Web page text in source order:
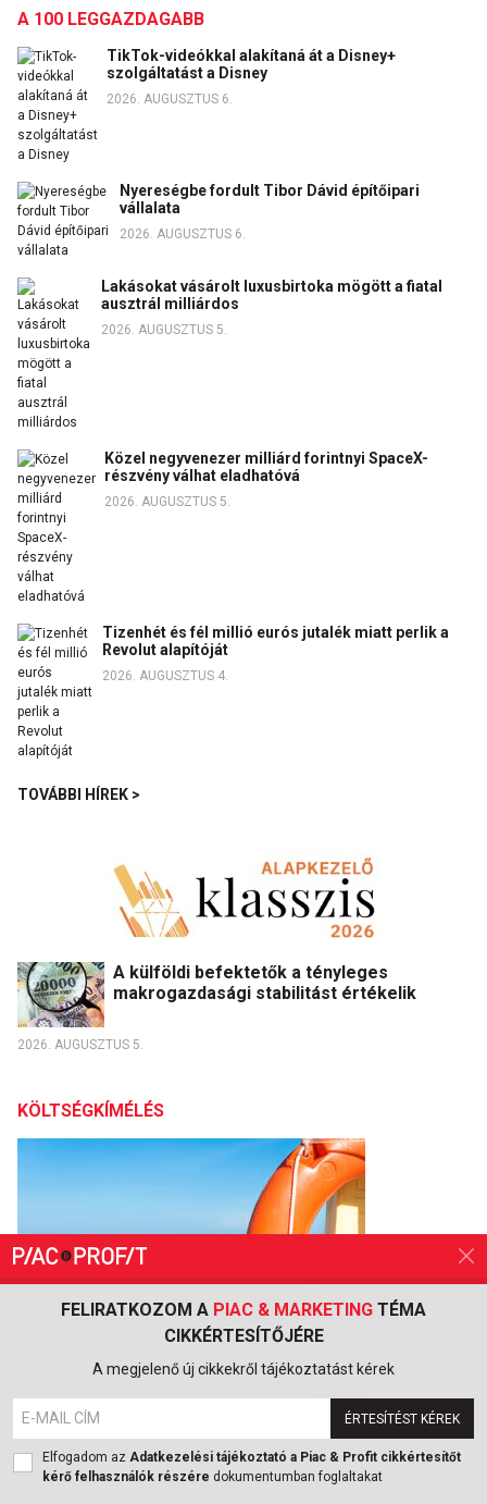
FELIRATKOZOM A PIAC & MARKETING TÉMA
CIKKÉRTESÍTŐJÉRE
A megjelenő új cikkekről tájékoztatást kérek
ÉRTESÍTÉST KÉREK
Elfogadom az Adatkezelési tájékoztató a Piac & Profit cikkértesítőt
kérő felhasználók részére dokumentumban foglaltakat
A 100 LEGGAZDAGABB
TikTok-videókkal alakítaná át a Disney+
szolgáltatást a Disney
2026. AUGUSZTUS 6.
Nyereségbe fordult Tibor Dávid építőipari
vállalata
2026. AUGUSZTUS 6.
Lakásokat vásárolt luxusbirtoka mögött a fiatal
ausztrál milliárdos
2026. AUGUSZTUS 5.
Közel negyvenezer milliárd forintnyi SpaceX-
részvény válhat eladhatóvá
2026. AUGUSZTUS 5.
Tizenhét és fél millió eurós jutalék miatt perlik a
Revolut alapítóját
2026. AUGUSZTUS 4.
TOVÁBBI HÍREK >
A külföldi befektetők a tényleges
makrogazdasági stabilitást értékelik
2026. AUGUSZTUS 5.
KÖLTSÉGKÍMÉLÉS
2026. AUGUSZTUS 8.
Egy rossz döntés százezrekbe kerülhet: mit
ne tegyen, ha bajba kerül az utazási irodája?